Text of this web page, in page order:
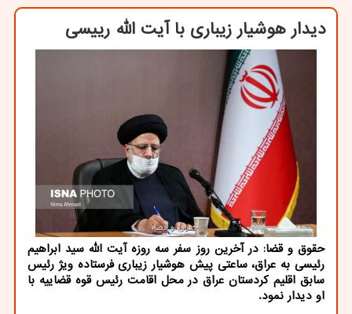
دیدار هوشیار زیباری با آیت الله رییسی
حقوق و قضا: در آخرین روز سفر سه روزه آیت الله سید ابراهیم
رئیسی به عراق، ساعتی پیش هوشیار زیباری فرستاده ویژ رئیس
سابق اقلیم کردستان عراق در محل اقامت رئیس قوه قضاییه با
او دیدار نمود.